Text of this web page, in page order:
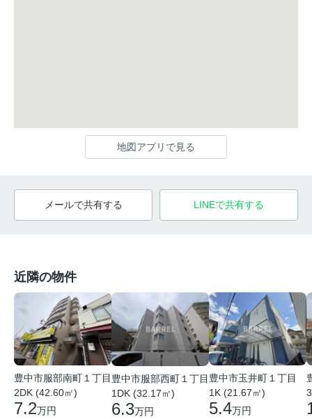
地図アプリで見る
メールで共有する LINEで共有する
近隣の物件
豊中市服部南町１丁目
2DK (42.60㎡)
7.2万円
豊中市服部西町１丁目
1DK (32.17㎡)
6.3万円
豊中市玉井町１丁目
1K (21.67㎡)
5.4万円